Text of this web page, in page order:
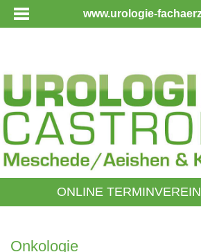
www.urologie-
ONLINE
Onkologie